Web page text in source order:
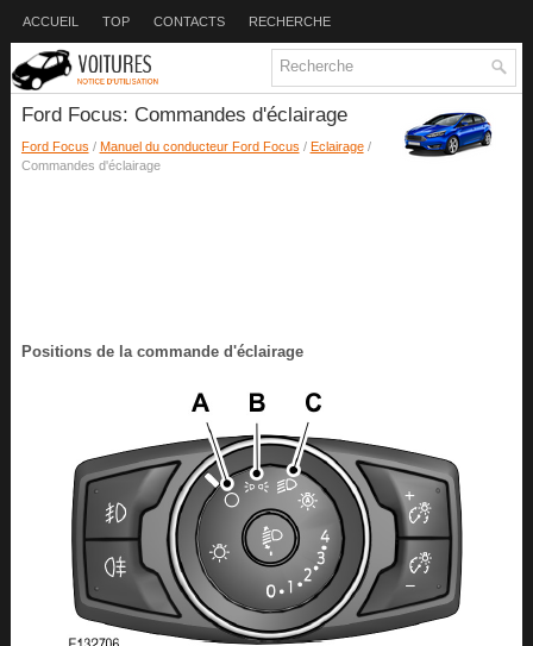
ACCUEIL TOP CONTACTS RECHERCHE
Ford Focus: Commandes d'éclairage
Ford Focus / Manuel du conducteur Ford Focus / Eclairage/
Commandes d'éclairage
Positions de la commande d'éclairage